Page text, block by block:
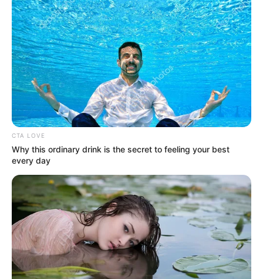
CTA LOVE
Why this ordinary drink is the secret to feeling your best
every day